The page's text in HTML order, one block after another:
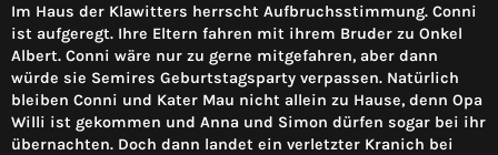
Im Haus der Klawitters herrscht Aufbruchsstimmung. Conni
ist aufgeregt. Ihre Eltern fahren mit ihrem Bruder zu Onkel
Albert. Conni wäre nur zu gerne mitgefahren, aber dann
würde sie Semires Geburtstagsparty verpassen. Natürlich
bleiben Conni und Kater Mau nicht allein zu Hause, denn Opa
Willi ist gekommen und Anna und Simon dürfen sogar bei ihr
übernachten. Doch dann landet ein verletzter Kranich bei